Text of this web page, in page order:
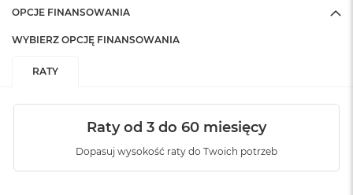
OPCJE FINANSOWANIA
WYBIERZ OPCJĘ FINANSOWANIA
RATY
Raty od 3 do 60 miesięcy
Dopasuj wysokość raty do Twoich potrzeb